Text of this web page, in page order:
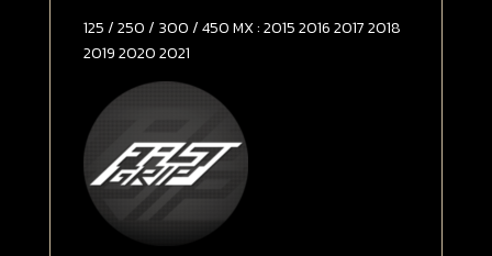
Noire
125 / 250 / 300 / 450 MX : 2015 2016 2017 2018
2019 2020 2021